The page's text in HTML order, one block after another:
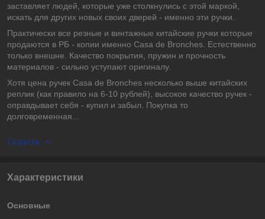
заставляет людей, которые уже столкнулись с этой маркой,
искать для других новых своих дверей - именно эти ручки.
Практически все резные и винтажные китайские ручки которые
продаются в РБ - копии именно Casa de Bronches. Естественно
только внешне. Качество покрытия, пружин и прочность
материалов - сильно уступают оригиналу.
Хотя цена ручек Casa de Bronches несколько выше китайских
реплик (как правило на 6-10 рублей), высокое качество ручек -
оправдывает себя - купил и забыл. Покупка то
долговременная...
Скрыть
Характеристики
Основные